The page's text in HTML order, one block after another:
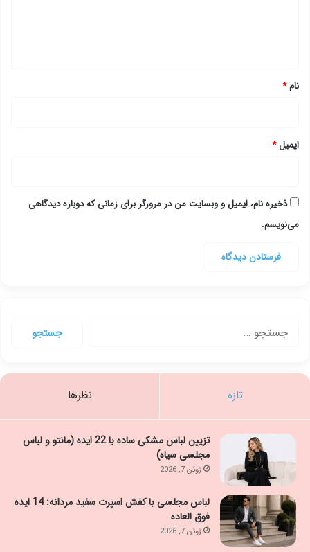
نام*
ایمیل*
ذخیره نام، ایمیل و وبسایت من در مرورگر برای زمانی که دوباره دیدگاهی
می‌نویسم.
تازه نظرها
تزیین لباس مشکی ساده با 22 ایده (مانتو و لباس
مجلسی سیاه)
ژوئن 7, 2026
لباس مجلسی با کفش اسپرت سفید مردانه: 14 ایده
فوق العاده
ژوئن 7, 2026